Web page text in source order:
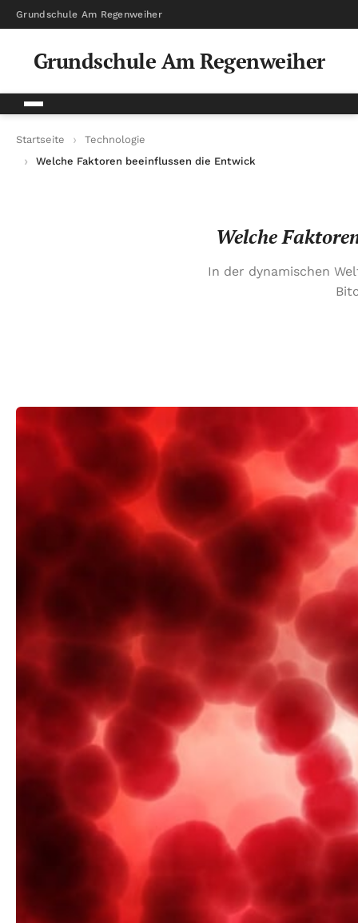
Grundschule Am Regenweiher
Grundschule Am Regenweiher
Startseite
Technologie
Welche Faktoren beeinflussen die Entwicklung der
Welche
In der dynamischen